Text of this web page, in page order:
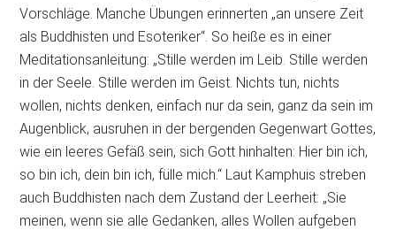
Vorschläge. Manche Übungen erinnerten „an unsere Zeit
als Buddhisten und Esoteriker“. So heiße es in einer
Meditationsanleitung: „Stille werden im Leib. Stille werden
in der Seele. Stille werden im Geist. Nichts tun, nichts
wollen, nichts denken, einfach nur da sein, ganz da sein im
Augenblick, ausruhen in der bergenden Gegenwart Gottes,
wie ein leeres Gefäß sein, sich Gott hinhalten: Hier bin ich,
so bin ich, dein bin ich, fülle mich.“ Laut Kamphuis streben
auch Buddhisten nach dem Zustand der Leerheit: „Sie
meinen, wenn sie alle Gedanken, alles Wollen aufgeben